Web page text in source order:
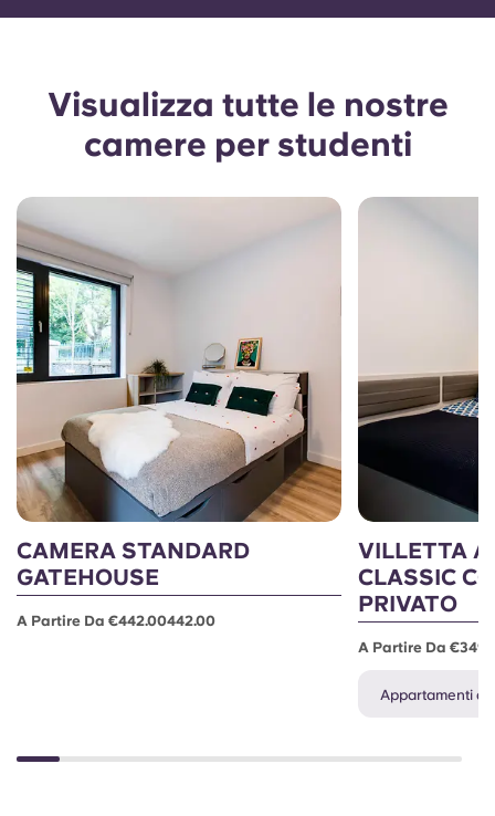
Visualizza tutte le nostre
camere per studenti
CAMERA STANDARD
GATEHOUSE
A Partire Da €442.00442.00
VILLETTA A
CLASSIC
PRIVATO
A Partire Da
Appartamenti